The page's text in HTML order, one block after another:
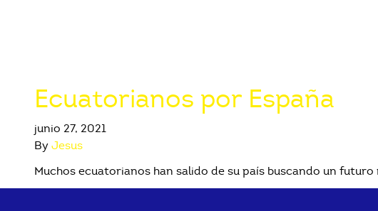
Ecuatorianos por España
junio 27, 2021
By Jesus
Muchos ecuatorianos han salido de su país buscando un